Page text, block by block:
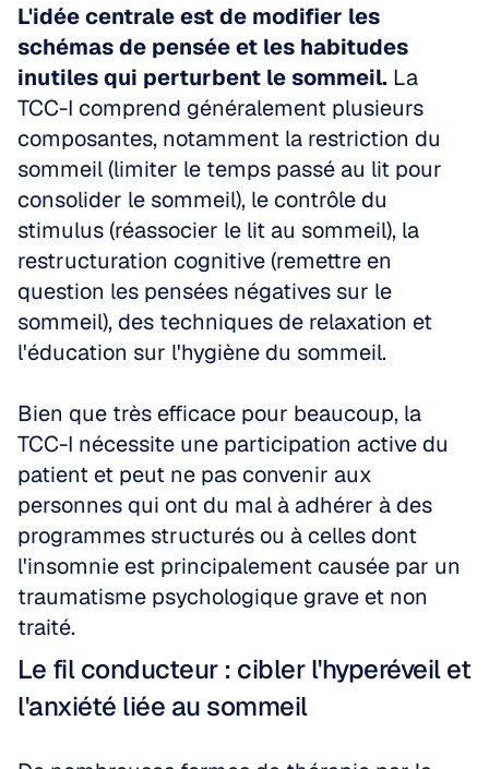
L'idée centrale est de modifier les
schémas de pensée et les habitudes
inutiles qui perturbent le sommeil. La
TCC-I comprend généralement plusieurs
composantes, notamment la restriction du
sommeil (limiter le temps passé au lit pour
consolider le sommeil), le contrôle du
stimulus (réassocier le lit au sommeil), la
restructuration cognitive (remettre en
question les pensées négatives sur le
sommeil), des techniques de relaxation et
l'éducation sur l'hygiène du sommeil.
Bien que très efficace pour beaucoup, la
TCC-I nécessite une participation active du
patient et peut ne pas convenir aux
personnes qui ont du mal à adhérer à des
programmes structurés ou à celles dont
l'insomnie est principalement causée par un
traumatisme psychologique grave et non
traité.
Le fil conducteur : cibler l'hyperéveil et
l'anxiété liée au sommeil